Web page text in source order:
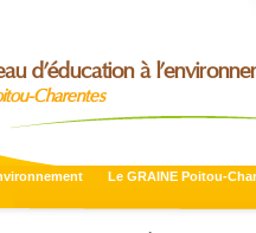
d’éducation à
Charentes
Le GRAINE Poitou-